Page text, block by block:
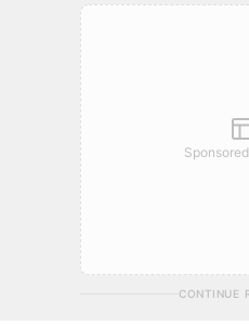
CONTINUE